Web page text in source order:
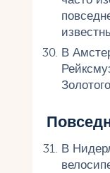
В
В